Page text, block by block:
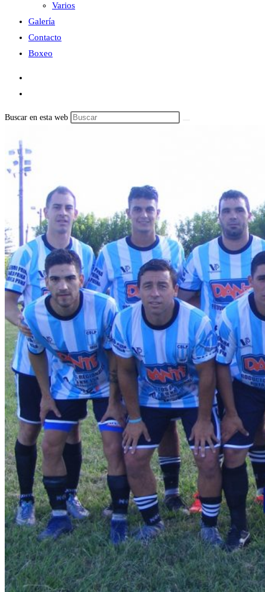
Varios
Galería
Contacto
Boxeo
Buscar en esta web